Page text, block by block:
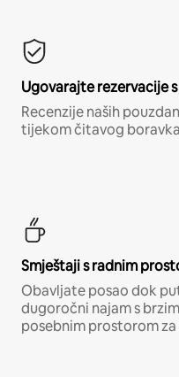
Ugovarajte rezervacije
Recenzije naših
tijekom čitavog
Smještaji s radnim
Obavljate posao dok
dugoročni najam s
posebnim prostorom za